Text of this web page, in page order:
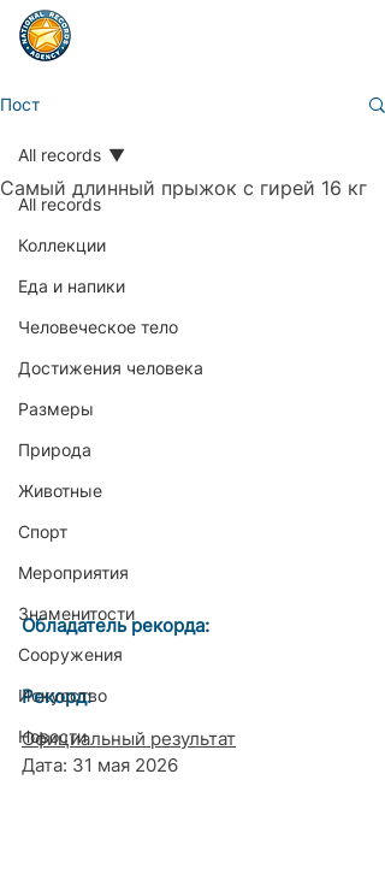
Пост
All records
Коллекции
Еда и напики
Человеческое тело
Достижения человека
Размеры
Природа
Животные
Спорт
Мероприятия
Знаменитости
Сооружения
Искусство
Новости
All records
Самый длинный прыжок с гирей 16 кг
Обладатель рекорда:
Рекорд:
Официальный результат
Дата: 31 мая 2026